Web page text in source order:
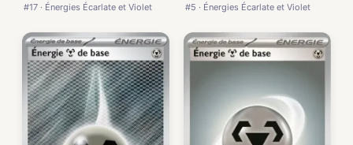
#17 · Énergies Écarlate et Violet #5 · Énergies Écarlate et Violet